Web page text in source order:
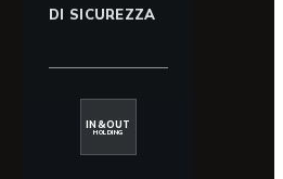
DI SICUREZZA
IN&OUT
HOLDING